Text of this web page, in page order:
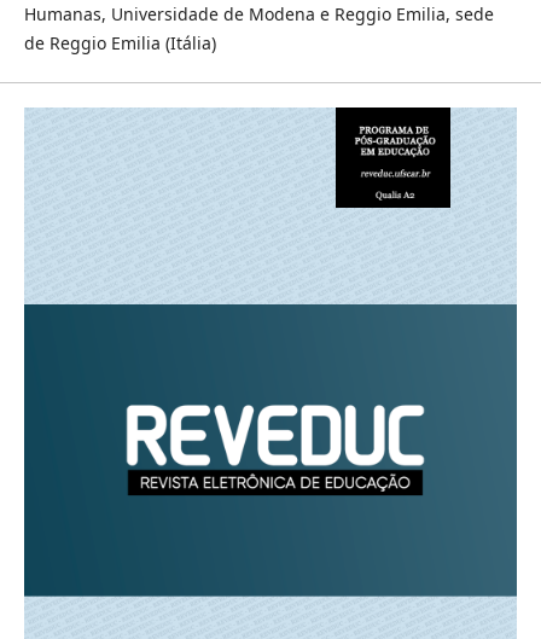
Humanas, Universidade de Modena e Reggio Emilia, sede
de Reggio Emilia (Itália)